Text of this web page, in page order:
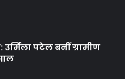
पटेल बनीं ग्रामीण